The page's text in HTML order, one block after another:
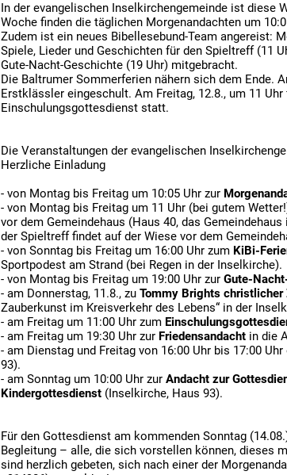
In der evangelischen Inselkirchengemeinde ist diese
Woche finden die täglichen Morgenandachten um
Zudem ist ein neues Bibellesebund-Team angereist:
Spiele, Lieder und Geschichten für den Spieltreff (11
Gute-Nacht-Geschichte (19 Uhr) mitgebracht.
Die Baltrumer Sommerferien nähern sich dem Ende.
Erstklässler eingeschult. Am Freitag, 12.8., um 11
Einschulungsgottesdienst statt.
Die Veranstaltungen der evangelischen
Herzliche Einladung
- von Montag bis Freitag um 10:05 Uhr zur
- von Montag bis Freitag um 11 Uhr (bei gutem
vor dem Gemeindehaus (Haus 40, das
der Spieltreff findet auf der Wiese vor dem
- von Sonntag bis Freitag um 16:00 Uhr zum KiBi-
Sportpodest am Strand (bei Regen in der Inselkirche).
- von Montag bis Freitag um 19:00 Uhr zurGute-
- am Donnerstag, 11.8., zuTommy Brights christlicher
Zauberkunst im Kreisverkehr des Lebens“ in der
- am Freitag um 11:00 Uhr zum
- am Freitag um 19:30 Uhr zur Friedensandacht in die
- am Dienstag und Freitag von 16:00 Uhr bis 17:00
93).
- am Sonntag um 10:00 Uhr zurAndacht zur
Kindergottesdienst (Inselkirche, Haus 93).
Für den Gottesdienst am kommenden Sonntag
Begleitung – alle, die sich vorstellen können, dieses
sind herzlich gebeten, sich nach einer der